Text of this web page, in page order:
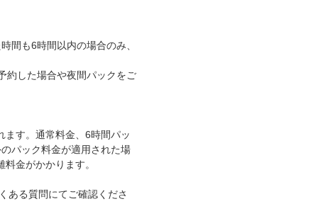
間も6時間以内の場合のみ、
約した場合や夜間パックをご
ます。通常料金、6時間パッ
パック料金が適用された場
金がかかります。
ある質問にてご確認くださ